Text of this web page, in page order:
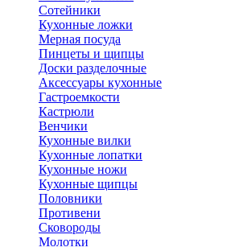
Сотейники
Кухонные ложки
Мерная посуда
Пинцеты и щипцы
Доски разделочные
Аксессуары кухонные
Гастроемкости
Кастрюли
Венчики
Кухонные вилки
Кухонные лопатки
Кухонные ножи
Кухонные щипцы
Половники
Противени
Сковороды
Молотки